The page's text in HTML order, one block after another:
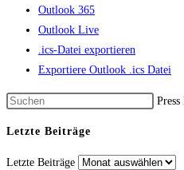
Outlook 365
Outlook Live
.ics-Datei exportieren
Exportiere Outlook .ics Datei
Press
Letzte Beiträge
Letzte Beiträge